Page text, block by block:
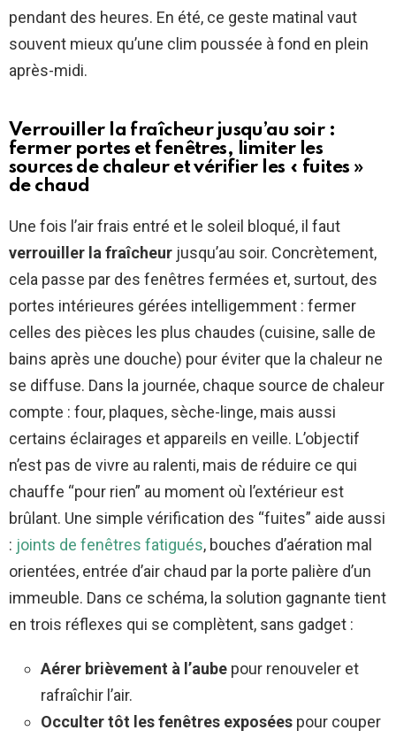
pendant des heures. En été, ce geste matinal vaut
souvent mieux qu’une clim poussée à fond en plein
après-midi.
Verrouiller la fraîcheur jusqu’au soir :
fermer portes et fenêtres, limiter les
sources de chaleur et vérifier les « fuites »
de chaud
Une fois l’air frais entré et le soleil bloqué, il faut
verrouiller la fraîcheur jusqu’au soir. Concrètement,
cela passe par des fenêtres fermées et, surtout, des
portes intérieures gérées intelligemment : fermer
celles des pièces les plus chaudes (cuisine, salle de
bains après une douche) pour éviter que la chaleur ne
se diffuse. Dans la journée, chaque source de chaleur
compte : four, plaques, sèche-linge, mais aussi
certains éclairages et appareils en veille. L’objectif
n’est pas de vivre au ralenti, mais de réduire ce qui
chauffe “pour rien” au moment où l’extérieur est
brûlant. Une simple vérification des “fuites” aide aussi
: joints de fenêtres fatigués, bouches d’aération mal
orientées, entrée d’air chaud par la porte palière d’un
immeuble. Dans ce schéma, la solution gagnante tient
en trois réflexes qui se complètent, sans gadget :
Aérer brièvement à l’aube pour renouveler et
rafraîchir l’air.
Occulter tôt les fenêtres exposées pour couper